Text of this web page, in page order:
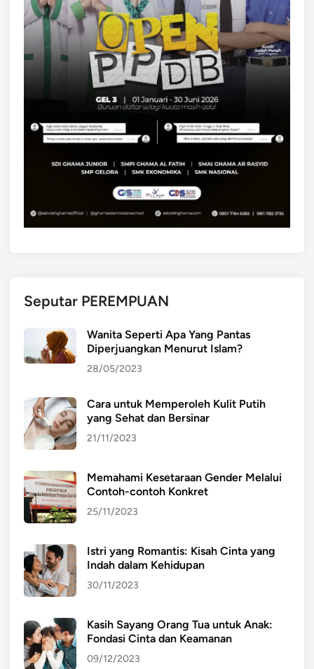
Seputar PEREMPUAN
Wanita Seperti Apa Yang Pantas
Diperjuangkan Menurut Islam?
28/05/2023
Cara untuk Memperoleh Kulit Putih
yang Sehat dan Bersinar
21/11/2023
Memahami Kesetaraan Gender Melalui
Contoh-contoh Konkret
25/11/2023
Istri yang Romantis: Kisah Cinta yang
Indah dalam Kehidupan
30/11/2023
Kasih Sayang Orang Tua untuk Anak:
Fondasi Cinta dan Keamanan
09/12/2023